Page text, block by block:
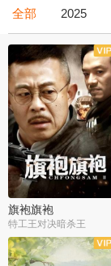
全部 2025
全43集
旗袍旗袍
特工王对决暗杀王
全34集